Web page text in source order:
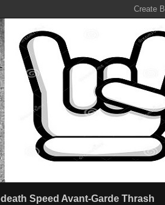
Speed Avant-Garde Thrash